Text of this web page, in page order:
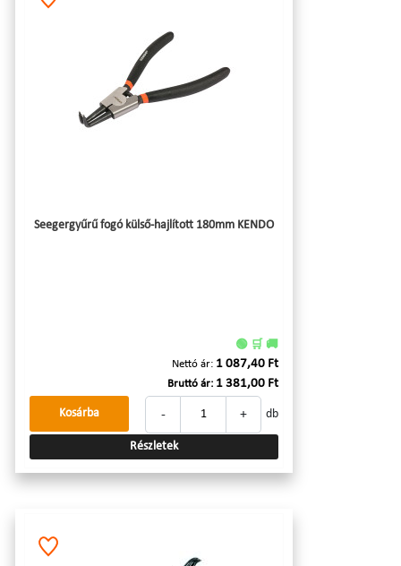
Seegergyűrű fogó külső-hajlított 180mm KENDO
🟢 🛒 🚚
Nettó ár: 1 087,40 Ft
Bruttó ár: 1 381,00 Ft
- + db
Kosárba
Részletek